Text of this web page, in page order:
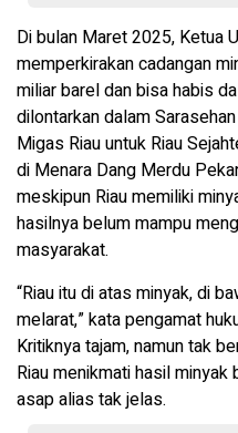
Di bulan Maret 2025, Ketua
memperkirakan cadangan
miliar barel dan bisa habis
dilontarkan dalam
Migas Riau untuk Riau
di Menara Dang Merdu
meskipun Riau memiliki
hasilnya belum mampu
masyarakat.
“Riau itu di atas minyak, di
melarat,” kata pengamat
Kritiknya tajam, namun tak
Riau menikmati hasil minyak
asap alias tak jelas.